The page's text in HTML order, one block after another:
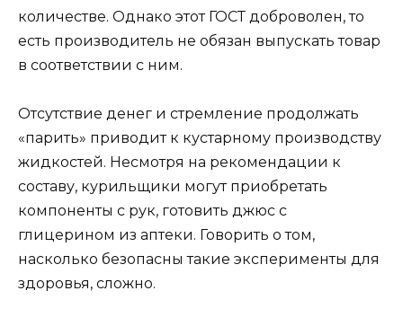
количестве. Однако этот ГОСТ доброволен, то
есть производитель не обязан выпускать товар
в соответствии с ним.
Отсутствие денег и стремление продолжать
«парить» приводит к кустарному производству
жидкостей. Несмотря на рекомендации к
составу, курильщики могут приобретать
компоненты с рук, готовить джюс с
глицерином из аптеки. Говорить о том,
насколько безопасны такие эксперименты для
здоровья, сложно.